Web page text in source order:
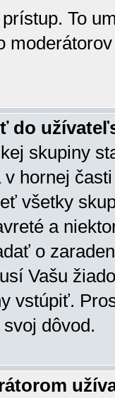
To
do
skupiny
hornej
všetky
a
o
Vašu
vstúpiť.
dôvod.